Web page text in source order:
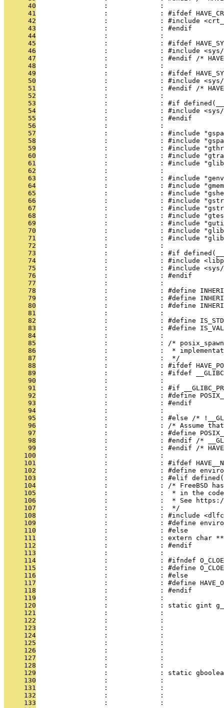
      40
                 :             :
      41
:             : #ifdef
      42
:             : #include
      43
                 :             : #endif
      44
                 :             :
      45
:             : #ifdef
      46
:             : #include
      47
:             : #endif /*
      48
                 :             :
      49
:             : #ifdef
      50
:             : #include
      51
:             : #endif /*
      52
                 :             :
      53
:             : #if
      54
:             : #include
      55
                 :             : #endif
      56
                 :             :
      57
:             : #include
      58
:             : #include
      59
:             : #include
      60
:             : #include
      61
:             : #include
      62
                 :             :
      63
:             : #include
      64
:             : #include
      65
:             : #include
      66
:             : #include
      67
:             : #include
      68
:             : #include
      69
:             : #include
      70
:             : #include
      71
:             : #include
      72
                 :             :
      73
:             : #if
      74
:             : #include
      75
:             : #include
      76
                 :             : #endif
      77
                 :             :
      78
:             : #define
      79
:             : #define
      80
:             : #define
      81
                 :             :
      82
:             : #define
      83
:             : #define
      84
                 :             :
      85
:             : /*
      86
:             :  *
      87
                 :             :  */
      88
:             : #ifdef
      89
:             : #ifdef
      90
                 :             :
      91
:             : #if
      92
:             : #define
      93
                 :             : #endif
      94
                 :             :
      95
:             : #else /*
      96
:             : /* Assume
      97
:             : #define
      98
:             : #endif /*
      99
:             : #endif /*
     100
                 :             :
     101
:             : #ifdef
     102
:             : #define
     103
:             : #elif
     104
:             : /* FreeBSD
     105
:             :  * in the
     106
:             :  * See
     107
                 :             :  */
     108
:             : #include
     109
:             : #define
     110
                 :             : #else
     111
:             : extern char
     112
                 :             : #endif
     113
                 :             :
     114
:             : #ifndef
     115
:             : #define
     116
                 :             : #else
     117
:             : #define
     118
                 :             : #endif
     119
                 :             :
     120
:             : static gint
     121
:             :
     122
:             :
     123
:             :
     124
:             :
     125
:             :
     126
:             :
     127
:             :
     128
                 :             :
     129
:             : static
     130
:             :
     131
:             :
     132
:             :
     133
:             :